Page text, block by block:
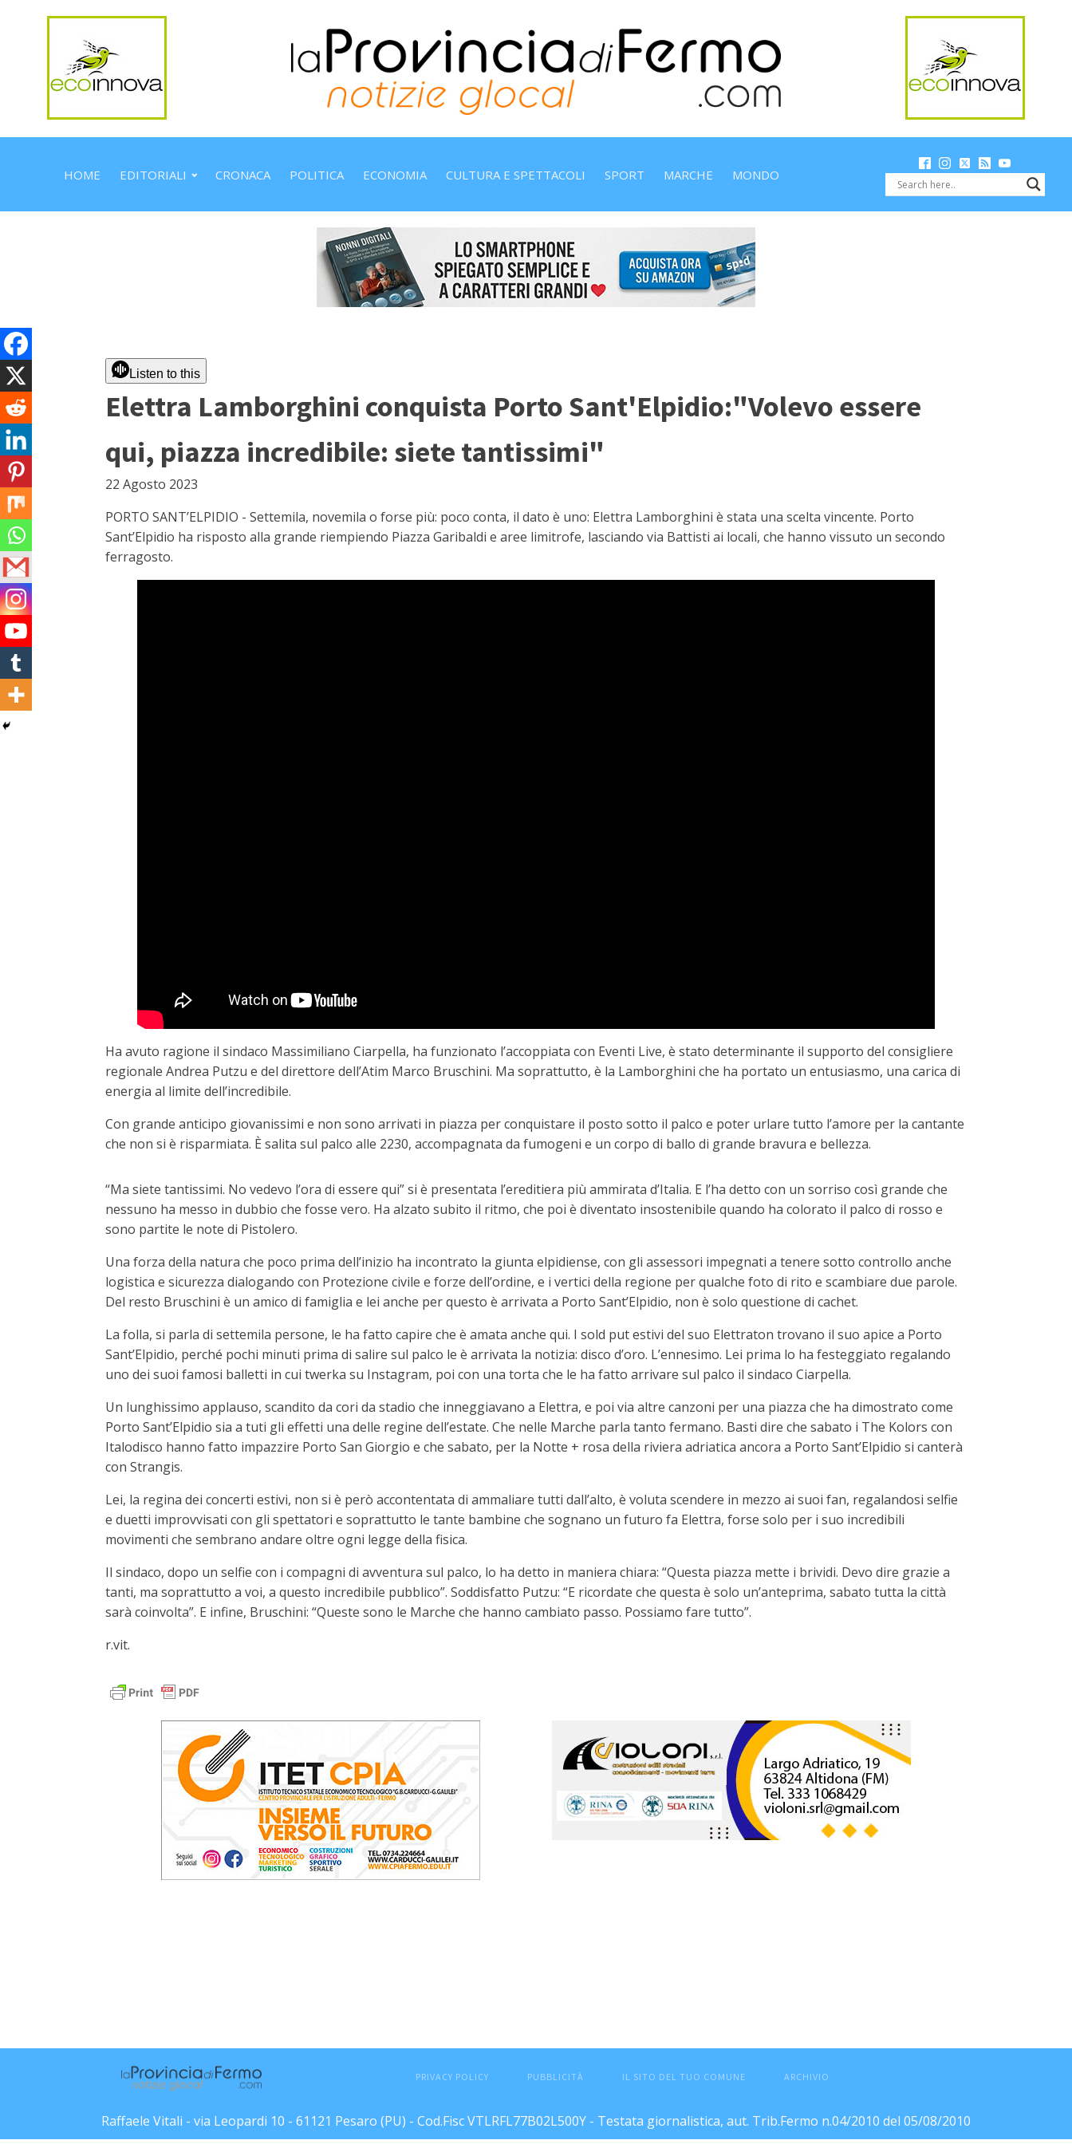
HOME EDITORIALI CRONACA POLITICA ECONOMIA CULTURA E SPETTACOLI SPORT MARCHE MONDO
Listen to this
Elettra Lamborghini conquista Porto Sant'Elpidio:"Volevo essere
qui, piazza incredibile: siete tantissimi"
22 Agosto 2023
PORTO SANT’ELPIDIO - Settemila, novemila o forse più: poco conta, il dato è uno: Elettra Lamborghini è stata una scelta vincente. Porto
Sant’Elpidio ha risposto alla grande riempiendo Piazza Garibaldi e aree limitrofe, lasciando via Battisti ai locali, che hanno vissuto un secondo
ferragosto.
Ha avuto ragione il sindaco Massimiliano Ciarpella, ha funzionato l’accoppiata con Eventi Live, è stato determinante il supporto del consigliere
regionale Andrea Putzu e del direttore dell’Atim Marco Bruschini. Ma soprattutto, è la Lamborghini che ha portato un entusiasmo, una carica di
energia al limite dell’incredibile.
Con grande anticipo giovanissimi e non sono arrivati in piazza per conquistare il posto sotto il palco e poter urlare tutto l’amore per la cantante
che non si è risparmiata. È salita sul palco alle 2230, accompagnata da fumogeni e un corpo di ballo di grande bravura e bellezza.
“Ma siete tantissimi. No vedevo l’ora di essere qui” si è presentata l’ereditiera più ammirata d’Italia. E l’ha detto con un sorriso così grande che
nessuno ha messo in dubbio che fosse vero. Ha alzato subito il ritmo, che poi è diventato insostenibile quando ha colorato il palco di rosso e
sono partite le note di Pistolero.
Una forza della natura che poco prima dell’inizio ha incontrato la giunta elpidiense, con gli assessori impegnati a tenere sotto controllo anche
logistica e sicurezza dialogando con Protezione civile e forze dell’ordine, e i vertici della regione per qualche foto di rito e scambiare due parole.
Del resto Bruschini è un amico di famiglia e lei anche per questo è arrivata a Porto Sant’Elpidio, non è solo questione di cachet.
La folla, si parla di settemila persone, le ha fatto capire che è amata anche qui. I sold put estivi del suo Elettraton trovano il suo apice a Porto
Sant’Elpidio, perché pochi minuti prima di salire sul palco le è arrivata la notizia: disco d’oro. L’ennesimo. Lei prima lo ha festeggiato regalando
uno dei suoi famosi balletti in cui twerka su Instagram, poi con una torta che le ha fatto arrivare sul palco il sindaco Ciarpella.
Un lunghissimo applauso, scandito da cori da stadio che inneggiavano a Elettra, e poi via altre canzoni per una piazza che ha dimostrato come
Porto Sant’Elpidio sia a tuti gli effetti una delle regine dell’estate. Che nelle Marche parla tanto fermano. Basti dire che sabato i The Kolors con
Italodisco hanno fatto impazzire Porto San Giorgio e che sabato, per la Notte + rosa della riviera adriatica ancora a Porto Sant’Elpidio si canterà
con Strangis.
Lei, la regina dei concerti estivi, non si è però accontentata di ammaliare tutti dall’alto, è voluta scendere in mezzo ai suoi fan, regalandosi selfie
e duetti improvvisati con gli spettatori e soprattutto le tante bambine che sognano un futuro fa Elettra, forse solo per i suo incredibili
movimenti che sembrano andare oltre ogni legge della fisica.
Il sindaco, dopo un selfie con i compagni di avventura sul palco, lo ha detto in maniera chiara: “Questa piazza mette i brividi. Devo dire grazie a
tanti, ma soprattutto a voi, a questo incredibile pubblico”. Soddisfatto Putzu: “E ricordate che questa è solo un’anteprima, sabato tutta la città
sarà coinvolta”. E infine, Bruschini: “Queste sono le Marche che hanno cambiato passo. Possiamo fare tutto”.
r.vit.
PRIVACY POLICY PUBBLICITÀ IL SITO DEL TUO COMUNE ARCHIVIO
Raffaele Vitali - via Leopardi 10 - 61121 Pesaro (PU) - Cod.Fisc VTLRFL77B02L500Y - Testata giornalistica, aut. Trib.Fermo n.04/2010 del 05/08/2010